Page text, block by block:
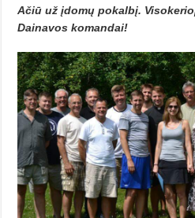
Ačiū už įdomų pokalbį.
Dainavos komandai!